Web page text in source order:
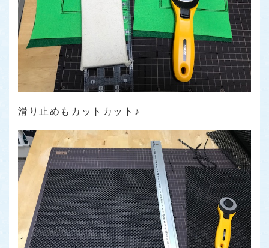
滑り止めもカットカット♪